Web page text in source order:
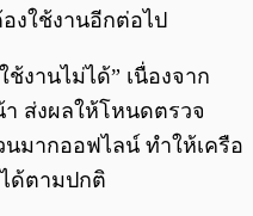
งใช้งานอีกต่อไป
งานไม่ได้” เนื่องจาก
ส่งผลให้โหนดตรวจ
นมากออฟไลน์ ทำให้เครือ
ด้ตามปกติ